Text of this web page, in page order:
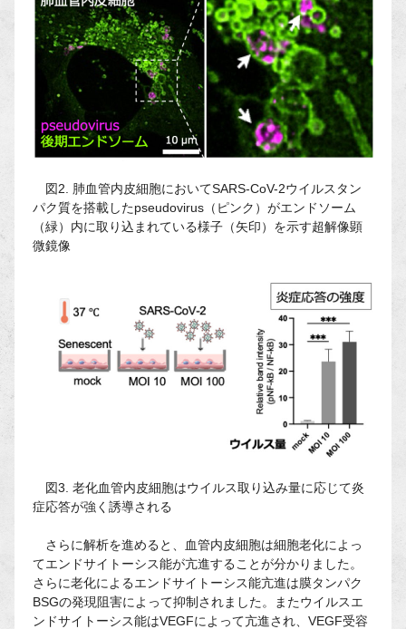
図2. 肺血管内皮細胞においてSARS-CoV-2ウイルスタン
パク質を搭載したpseudovirus（ピンク）がエンドソーム
（緑）内に取り込まれている様子（矢印）を示す超解像顕
微鏡像
図3. 老化血管内皮細胞はウイルス取り込み量に応じて炎
症応答が強く誘導される
さらに解析を進めると、血管内皮細胞は細胞老化によっ
てエンドサイトーシス能が亢進することが分かりました。
さらに老化によるエンドサイトーシス能亢進は膜タンパク
BSGの発現阻害によって抑制されました。またウイルスエ
ンドサイトーシス能はVEGFによって亢進され、VEGF受容